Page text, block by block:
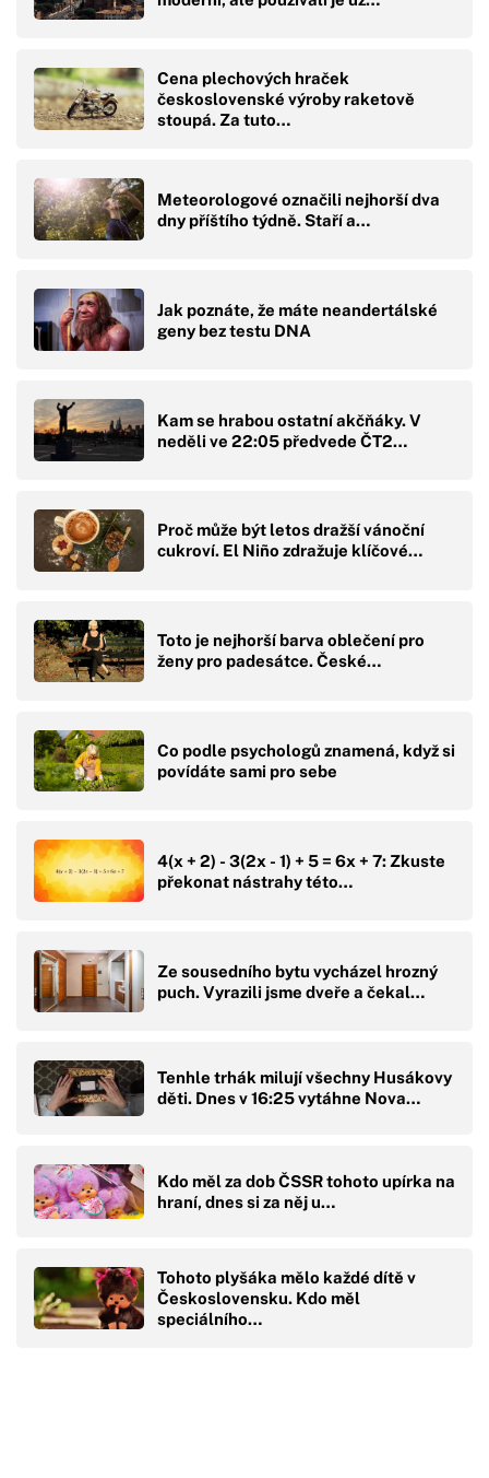
Cena plechových hraček
československé výroby raketově
stoupá. Za tuto…
Meteorologové označili nejhorší dva
dny příštího týdně. Staří a…
Jak poznáte, že máte neandertálské
geny bez testu DNA
Kam se hrabou ostatní akčňáky. V
neděli ve 22:05 předvede ČT2…
Proč může být letos dražší vánoční
cukroví. El Niño zdražuje klíčové…
Toto je nejhorší barva oblečení pro
ženy pro padesátce. České…
Co podle psychologů znamená, když si
povídáte sami pro sebe
4(x + 2) - 3(2x - 1) + 5 = 6x + 7: Zkuste
překonat nástrahy této…
Ze sousedního bytu vycházel hrozný
puch. Vyrazili jsme dveře a čekal…
Tenhle trhák milují všechny Husákovy
děti. Dnes v 16:25 vytáhne Nova…
Kdo měl za dob ČSSR tohoto upírka na
hraní, dnes si za něj u…
Tohoto plyšáka mělo každé dítě v
Československu. Kdo měl
speciálního…